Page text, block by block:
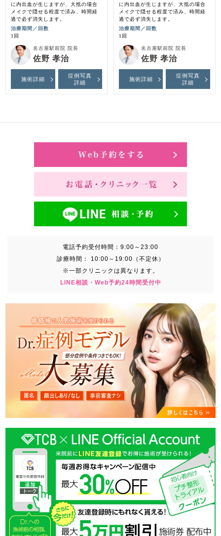
に内出血が生じますが、大抵の場合
メイクで隠せる程度で済み、時間経
過で必ず消失します。
治療期間／回数
1回
名古屋駅前院 院長
佐野 孝治
施術詳細
症例写真
詳細
に内出血が生じますが、大抵の場合
メイクで隠せる程度で済み、時間経
過で必ず消失します。
治療期間／回数
1回
名古屋駅前院 院長
佐野 孝治
施術詳細
症例写真
詳細
電話予約受付時間： 9:00～23:00
診療時間：
10:00～19:00（不定休）
※一部クリニックは異なります。
LINE相談・Web予約24時間受付中